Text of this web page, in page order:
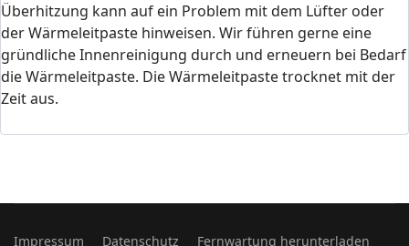
Überhitzung kann auf ein Problem mit dem Lüfter oder
der Wärmeleitpaste hinweisen. Wir führen gerne eine
gründliche Innenreinigung durch und erneuern bei Bedarf
die Wärmeleitpaste. Die Wärmeleitpaste trocknet mit der
Zeit aus.
Impressum Datenschutz Fernwartung herunterladen